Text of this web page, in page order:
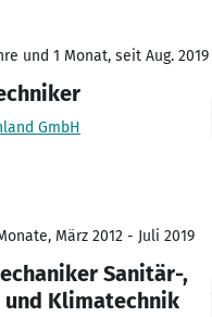
und 1 Monat, seit Aug. 2019
GmbH
März 2012 - Juli 2019
Sanitär-,
und Klimatechnik